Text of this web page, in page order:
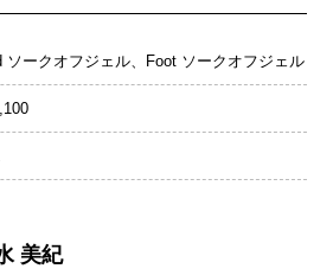
ソークオフジェル、Foot ソークオフジェル
美紀